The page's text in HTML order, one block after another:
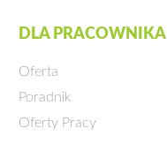
DLA PRACOWNIKA
Oferta
Poradnik
Oferty Pracy